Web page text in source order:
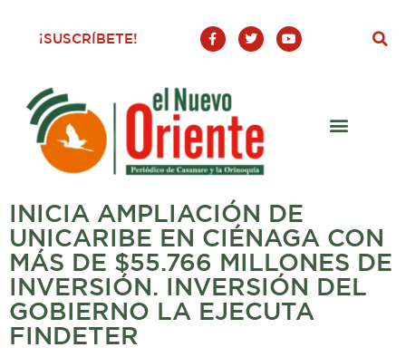
¡SUSCRÍBETE!
F
a
c
o
o
-
T
w
i
Y
o
u
INICIA AMPLIACIÓN DE
UNICARIBE EN CIÉNAGA CON
MÁS DE $55.766 MILLONES DE
INVERSIÓN. INVERSIÓN DEL
GOBIERNO LA EJECUTA
FINDETER